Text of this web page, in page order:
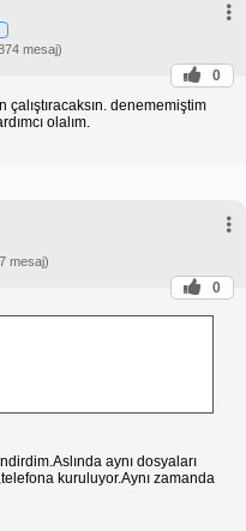
mesaj)
0
denememiştim
olalım.
mesaj)
0
aynı dosyaları
kuruluyor.Aynı zamanda